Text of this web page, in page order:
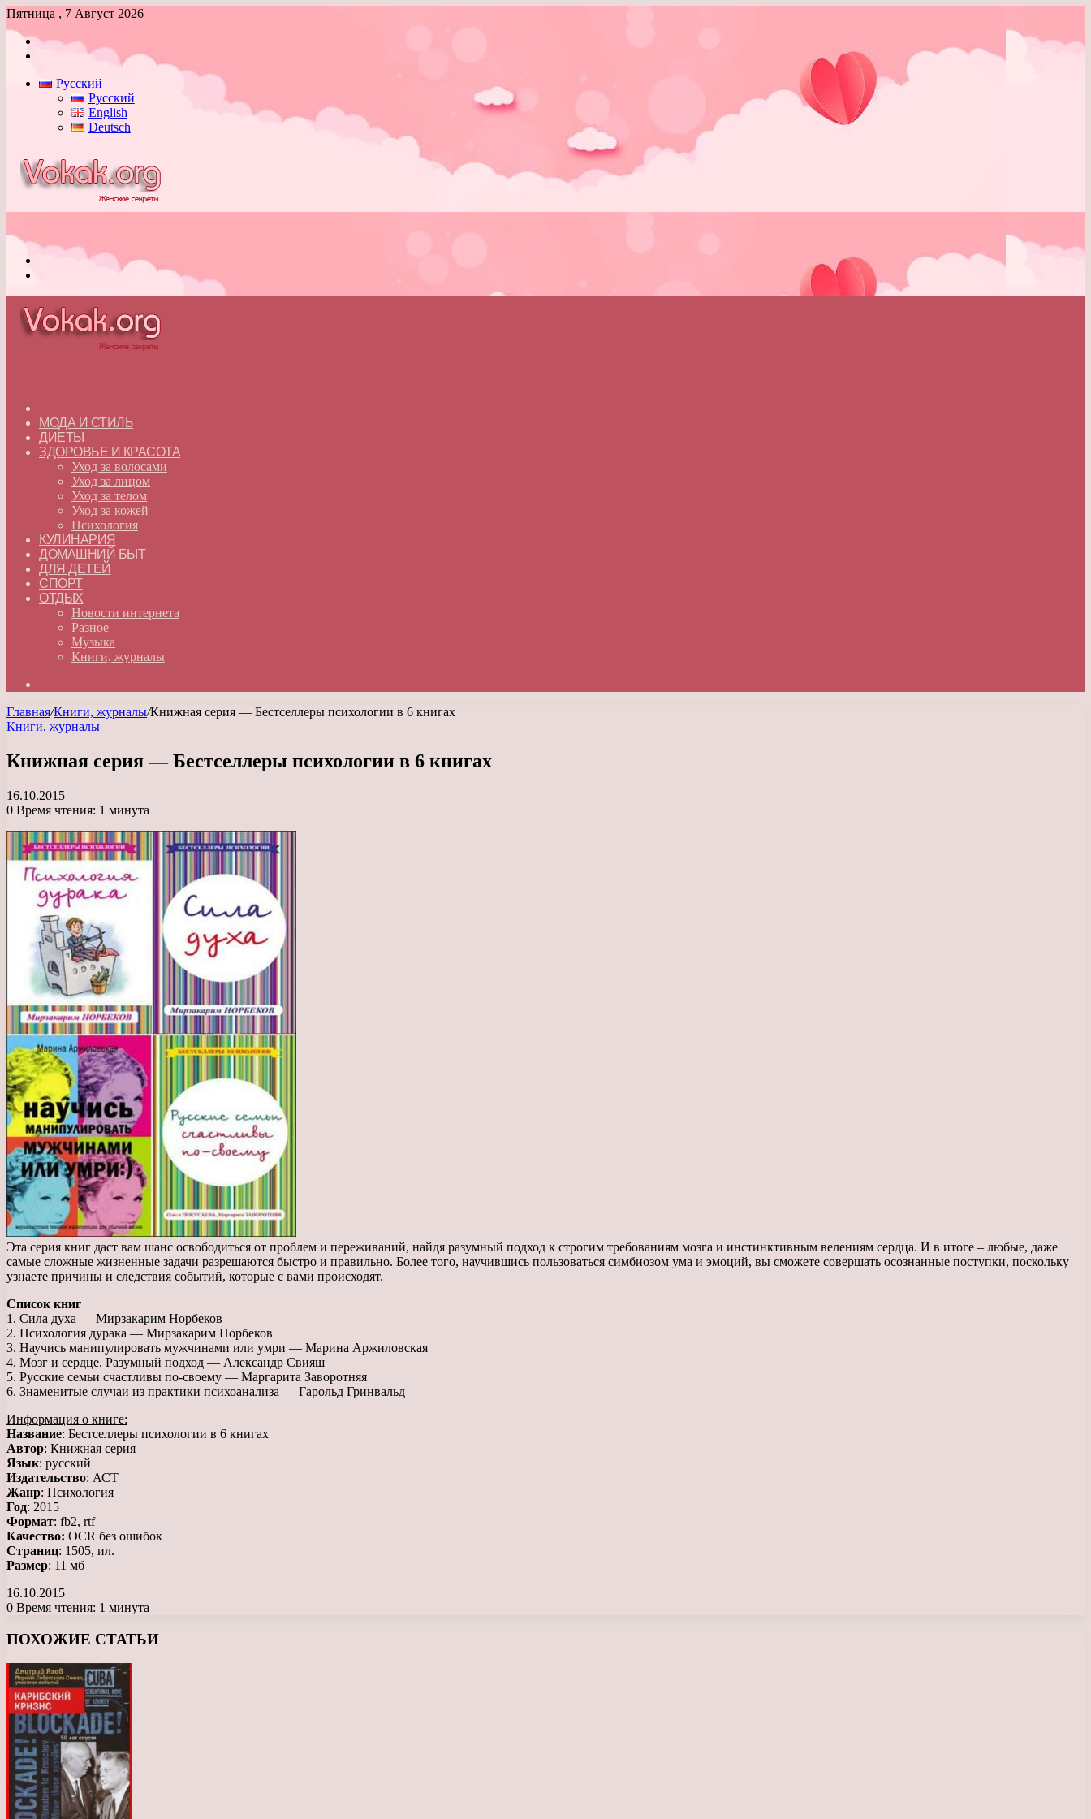
Пятница , 7 Август 2026
Войти
Русский
Русский
English
Deutsch
МОДА И СТИЛЬ
ДИЕТЫ
ЗДОРОВЬЕ И КРАСОТА
Уход за волосами
Уход за лицом
Уход за телом
Уход за кожей
Психология
КУЛИНАРИЯ
ДОМАШНИЙ БЫТ
ДЛЯ ДЕТЕЙ
СПОРТ
ОТДЫХ
Новости интернета
Разное
Музыка
Книги, журналы
Главная/Книги, журналы/Книжная серия — Бестселлеры психологии в 6 книгах
Книги, журналы
Книжная серия — Бестселлеры психологии в 6 книгах
16.10.2015
0 Время чтения: 1 минута
Эта серия книг даст вам шанс освободиться от проблем и переживаний, найдя разумный подход к строгим требованиям мозга и инстинктивным велениям сердца. И в итоге – любые, даже
самые сложные жизненные задачи разрешаются быстро и правильно. Более того, научившись пользоваться симбиозом ума и эмоций, вы сможете совершать осознанные поступки, поскольку
узнаете причины и следствия событий, которые с вами происходят.
Список книг
1. Сила духа — Мирзакарим Норбеков
2. Психология дурака — Мирзакарим Норбеков
3. Научись манипулировать мужчинами или умри — Марина Аржиловская
4. Мозг и сердце. Разумный подход — Александр Свияш
5. Русские семьи счастливы по-своему — Маргарита Заворотняя
6. Знаменитые случаи из практики психоанализа — Гарольд Гринвальд
Информация о книге:
Название: Бестселлеры психологии в 6 книгах
Автор: Книжная серия
Язык: русский
Издательство: АСТ
Жанр: Психология
Год: 2015
Формат: fb2, rtf
Качество: OCR без ошибок
Страниц: 1505, ил.
Размер: 11 мб
16.10.2015
0 Время чтения: 1 минута
ПОХОЖИЕ СТАТЬИ